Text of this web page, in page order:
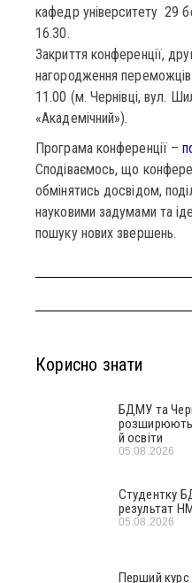
кафедр університету 29
16.30.
Закриття конференції,
нагородження
11.00 (м. Чернівці, вул.
«Академічний»).
Програма конференції –
Сподіваємось, що
обмінятись досвідом,
науковими задумами та
пошуку нових звершень.
Корисно знати
БДМУ та
розширюють
й освіти
05.08.2026
Студентку
результат
05.08.2026
Перший курс